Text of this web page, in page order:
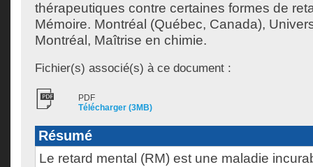
thérapeutiques contre certaines formes de
Mémoire. Montréal (Québec, Canada),
Montréal, Maîtrise en chimie.
Fichier(s) associé(s) à ce document :
PDF
Télécharger (3MB)
Résumé
Le retard mental (RM) est une maladie